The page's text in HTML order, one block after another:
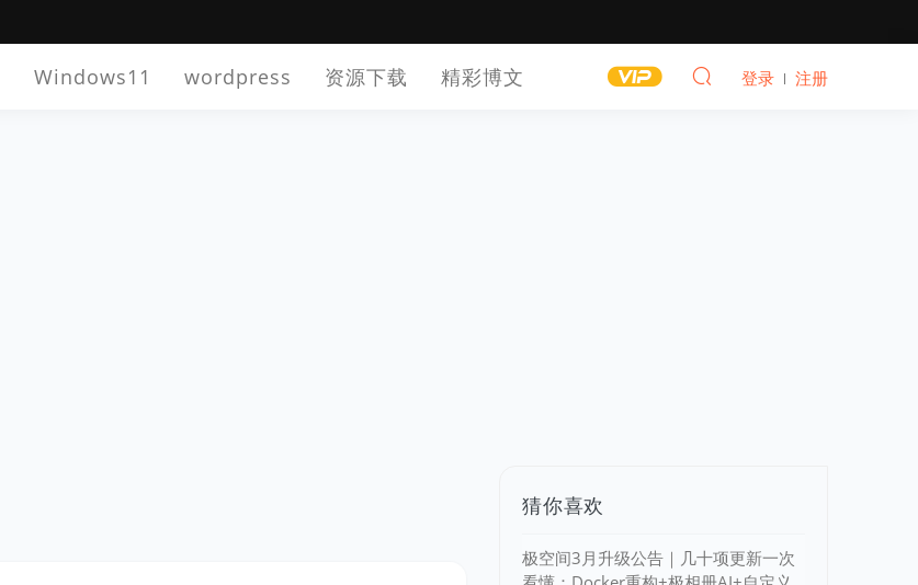
Windows11 wordpress 资源下载 精彩博文 登录 注册
猜你喜欢
极空间3月升级公告｜几十项更新一次